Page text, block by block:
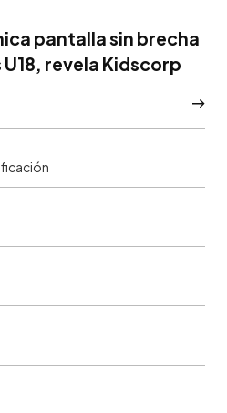
pantalla sin brecha
U18, revela Kidscorp